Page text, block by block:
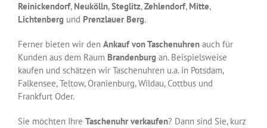
Reinickendorf, Neukölln,Steglitz,Zehlendorf, Mitte,
Lichtenberg und Prenzlauer Berg.
Ferner bieten wir den Ankauf von Taschenuhren auch für
Kunden aus dem Raum Brandenburg an. Beispielsweise
kaufen und schätzen wir Taschenuhren u.a. in Potsdam,
Falkensee, Teltow, Oranienburg, Wildau, Cottbus und
Frankfurt Oder.
Sie möchten Ihre Taschenuhr verkaufen? Dann sind Sie, kurz